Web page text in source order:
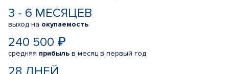
3 - 6 МЕСЯЦЕВ
выход на окупаемость
240 500 ₽
средняя прибыль в месяц в первый год